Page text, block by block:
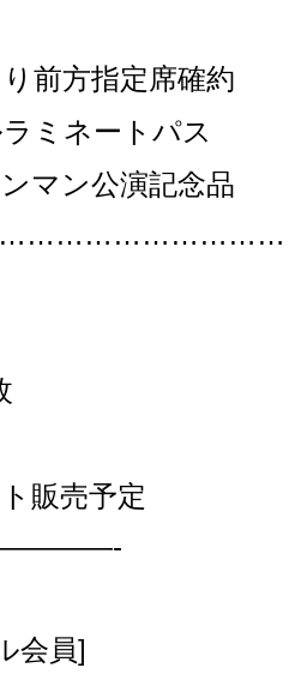
り前方指定席確約
ミネートパス
マン公演記念品
販売予定
会員]